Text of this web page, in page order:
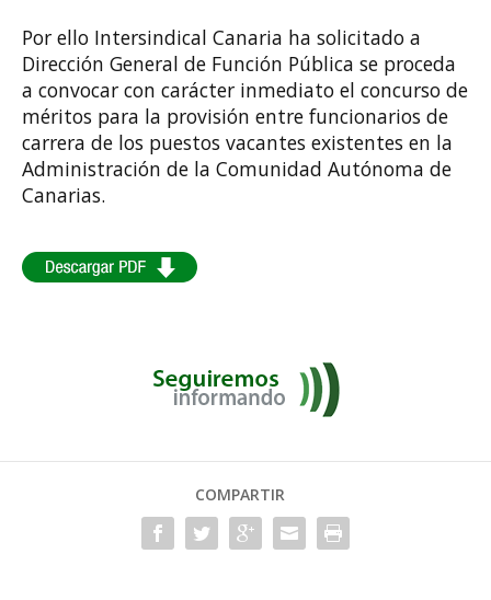
Por ello Intersindical Canaria ha solicitado a
Dirección General de Función Pública se proceda
a convocar con carácter inmediato el concurso de
méritos para la provisión entre funcionarios de
carrera de los puestos vacantes existentes en la
Administración de la Comunidad Autónoma de
Canarias.
COMPARTIR